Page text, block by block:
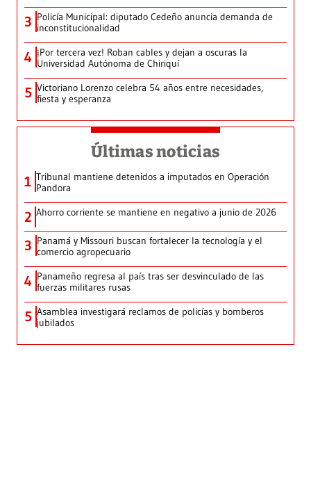
3 Policía Municipal: diputado Cedeño anuncia demanda de
inconstitucionalidad
4 ¡Por tercera vez! Roban cables y dejan a oscuras la
Universidad Autónoma de Chiriquí
5 Victoriano Lorenzo celebra 54 años entre necesidades,
fiesta y esperanza
Últimas noticias
1 Tribunal mantiene detenidos a imputados en Operación
Pandora
2 Ahorro corriente se mantiene en negativo a junio de 2026
3 Panamá y Missouri buscan fortalecer la tecnología y el
comercio agropecuario
4 Panameño regresa al país tras ser desvinculado de las
fuerzas militares rusas
5 Asamblea investigará reclamos de policías y bomberos
jubilados